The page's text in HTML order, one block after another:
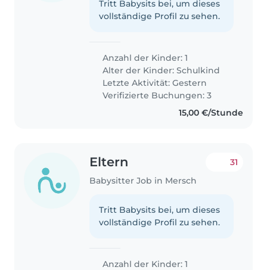
Tritt Babysits bei, um dieses
vollständige Profil zu sehen.
Anzahl der Kinder: 1
Alter der Kinder:Schulkind
Letzte Aktivität: Gestern
Verifizierte Buchungen: 3
15,00 €/Stunde
Eltern
Babysitter Job in Mersch
31
Tritt Babysits bei, um dieses
vollständige Profil zu sehen.
Anzahl der Kinder: 1